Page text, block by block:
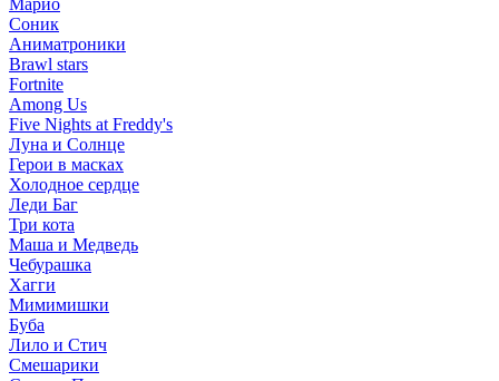
Марио
Соник
Аниматроники
Brawl stars
Fortnite
Among Us
Five Nights at Freddy's
Луна и Солнце
Герои в масках
Холодное сердце
Леди Баг
Три кота
Маша и Медведь
Чебурашка
Хагги
Мимимишки
Буба
Лило и Стич
Смешарики